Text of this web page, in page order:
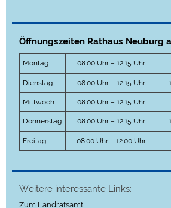
Öffnungszeiten Rathaus Neuburg
Montag 08:00 Uhr – 12:15 Uhr
Dienstag 08:00 Uhr – 12:15 Uhr
Mittwoch 08:00 Uhr – 12:15 Uhr
Donnerstag 08:00 Uhr – 12:15 Uhr
Freitag 08:00 Uhr – 12:00 Uhr
Weitere interessante Links:
Zum Landratsamt